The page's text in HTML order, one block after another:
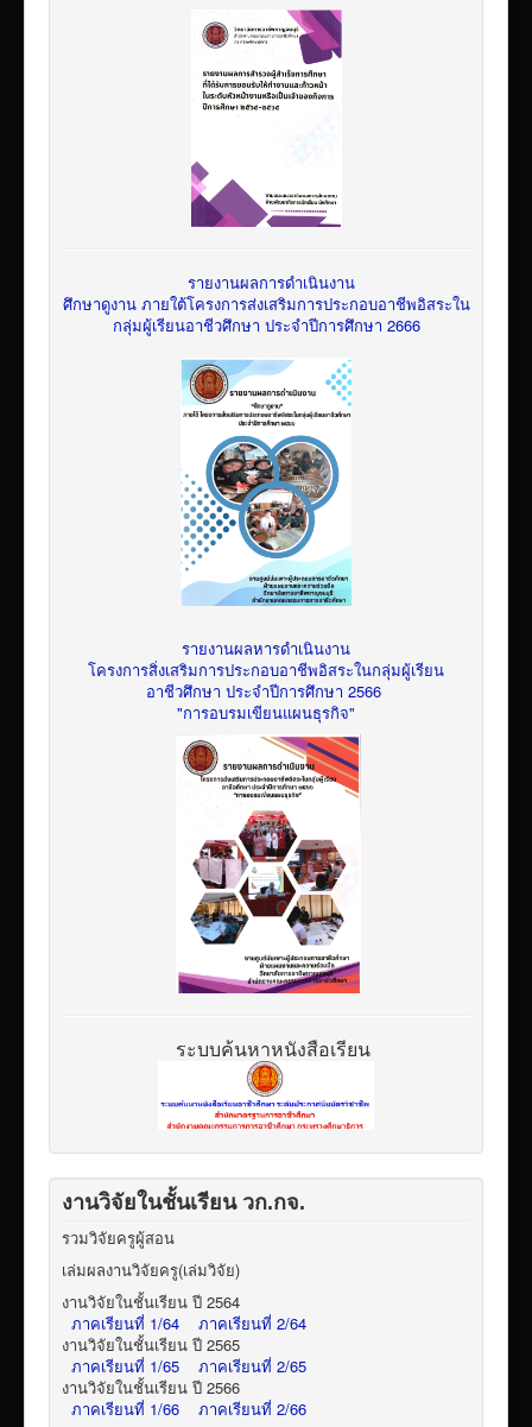
รายงานผลการดำเนินงาน
ศึกษาดูงาน ภายใต้โครงการส่งเสริมการประกอบอาชีพอิสระใน
กลุ่มผู้เรียนอาชีวศึกษา ประจำปีการศึกษา 2666
รายงานผลหารดำเนินงาน
โครงการสิ่งเสริมการประกอบอาชีพอิสระในกลุ่มผู้เรียน
อาชีวศึกษา ประจำปีการศึกษา 2566
"การอบรมเขียนแผนธุรกิจ"
ระบบค้นหาหนังสือเรียน
งานวิจัยในชั้นเรียน วก.กจ.
รวมวิจัยครูผู้สอน
เล่มผลงานวิจัยครู(เล่มวิจัย)
งานวิจัยในชั้นเรียน ปี 2564
ภาคเรียนที่ 1/64
ภาคเรียนที่ 2/64
งานวิจัยในชั้นเรียน ปี 2565
ภาคเรียนที่ 1/65
ภาคเรียนที่ 2/65
งานวิจัยในชั้นเรียน ปี 2566
ภาคเรียนที่ 1/66
ภาคเรียนที่ 2/66